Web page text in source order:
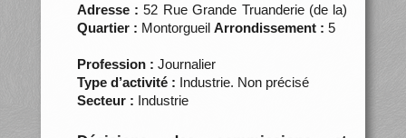
Adresse : 52 Rue Grande Truanderie (de la)
Quartier : Montorgueil Arrondissement : 5
Profession : Journalier
Type d’activité : Industrie. Non précisé
Secteur : Industrie